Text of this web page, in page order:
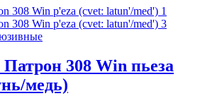
308 Win пьеза
медь)